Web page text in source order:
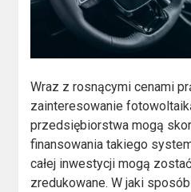
Wraz z rosnącymi cenami
zainteresowanie
przedsiębiorstwa mogą
finansowania takiego
całej inwestycji mogą
zredukowane. W jaki